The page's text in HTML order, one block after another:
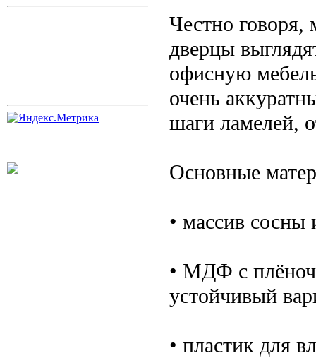
Честно говоря,
дверцы
офисную
очень
шаги ламелей,
Основные
• массив сосны
• МДФ с
устойчивый
• пластик для